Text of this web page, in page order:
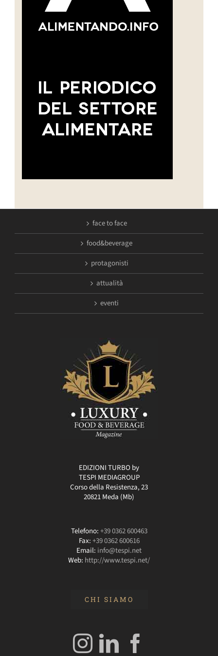
face to face
food&beverage
protagonisti
attualità
eventi
EDIZIONI TURBO by
TESPI MEDIAGROUP
Corso della Resistenza, 23
20821 Meda (Mb)
Telefono:+39 0362 600463
Fax:+39 0362 600616
Email: info@tespi.net
Web: http://www.tespi.net/
CHI SIAMO